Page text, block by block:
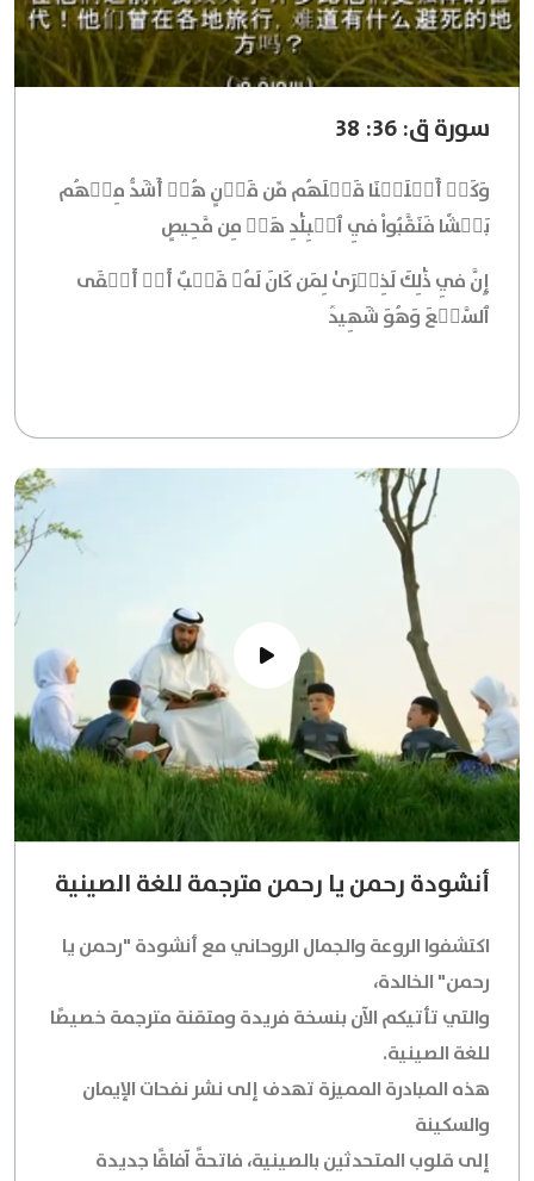
سورة ق: 36: 38
وَكَمۡ أَهۡلَكۡنَا قَبۡلَهُم مِّن قَرۡنٍ هُمۡ أَشَدُّ مِنۡهُم
بَطۡشٗا فَنَقَّبُواْ فِي ٱلۡبِلَٰدِ هَلۡ مِن مَّحِيصٍ
إِنَّ فِي ذَٰلِكَ لَذِكۡرَىٰ لِمَن كَانَ لَهُۥ قَلۡبٌ أَوۡ أَلۡقَى
ٱلسَّمۡعَ وَهُوَ شَهِيدٞ
أنشودة رحمن يا رحمن مترجمة للغة الصينية
اكتشفوا الروعة والجمال الروحاني مع أنشودة "رحمن يا
رحمن" الخالدة،
والتي تأتيكم الآن بنسخة فريدة ومتقنة مترجمة خصيصًا
للغة الصينية.
هذه المبادرة المميزة تهدف إلى نشر نفحات الإيمان
والسكينة
إلى قلوب المتحدثين بالصينية، فاتحةً آفاقًا جديدة